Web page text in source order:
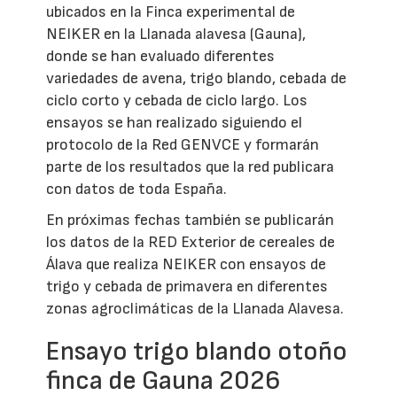
ubicados en la Finca experimental de
NEIKER en la Llanada alavesa (Gauna),
donde se han evaluado diferentes
variedades de avena, trigo blando, cebada de
ciclo corto y cebada de ciclo largo. Los
ensayos se han realizado siguiendo el
protocolo de la Red GENVCE y formarán
parte de los resultados que la red publicara
con datos de toda España.
En próximas fechas también se publicarán
los datos de la RED Exterior de cereales de
Álava que realiza NEIKER con ensayos de
trigo y cebada de primavera en diferentes
zonas agroclimáticas de la Llanada Alavesa.
Ensayo trigo blando otoño
finca de Gauna 2026